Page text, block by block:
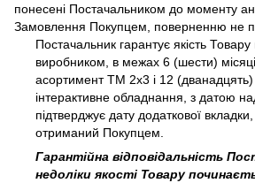
понесені Постачальником до моменту
Замовлення Покупцем, поверненню не
Постачальник гарантує якість
виробником, в межах 6 (шести)
асортимент ТМ 2х3 і 12 (дванадцять)
інтерактивне обладнання, з датою
підтверджує дату додаткової
отриманий Покупцем.
Гарантійна відповідальність
недоліки якості Товару